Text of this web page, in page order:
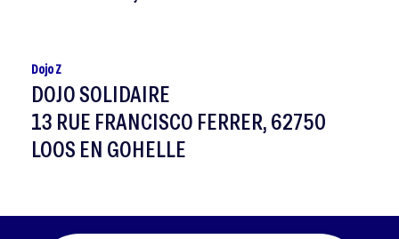
Dojo Z
DOJO SOLIDAIRE
13 RUE FRANCISCO FERRER, 62750
LOOS EN GOHELLE